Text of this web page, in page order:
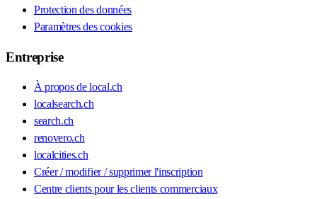
Protection des données
Paramètres des cookies
Entreprise
À propos de local.ch
localsearch.ch
search.ch
renovero.ch
localcities.ch
Créer / modifier / supprimer l'inscription
Centre clients pour les clients commerciaux